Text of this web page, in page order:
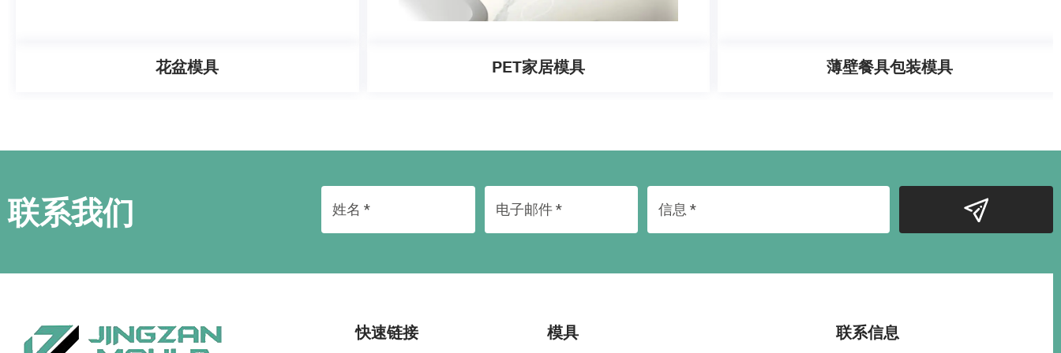
花盆模具 PET家居模具 薄壁餐具包装模具
联系我们
快速链接 模具 联系信息